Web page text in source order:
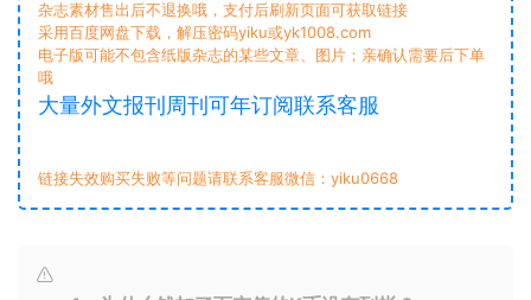
杂志素材售出后不退换哦，支付后刷新页面可获取链接
采用百度网盘下载，解压密码yiku或yk1008.com
电子版可能不包含纸版杂志的某些文章、图片；亲确认需要后下单
哦
大量外文报刊周刊可年订阅联系客服
链接失效购买失败等问题请联系客服微信：yiku0668